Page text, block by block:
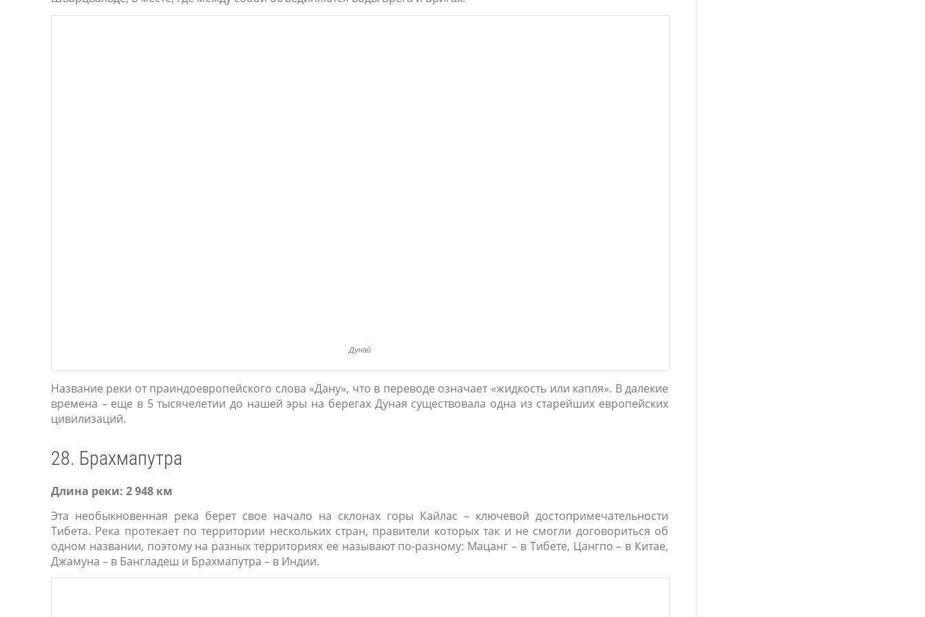
Дунай
Название реки от праиндоевропейского слова «Дану», что в переводе означает «жидкость или капля». В далекие
времена – еще в 5 тысячелетии до нашей эры на берегах Дуная существовала одна из старейших европейских
цивилизаций.
28. Брахмапутра
Длина реки: 2 948 км
Эта необыкновенная река берет свое начало на склонах горы Кайлас – ключевой достопримечательности
Тибета. Река протекает по территории нескольких стран, правители которых так и не смогли договориться об
одном названии, поэтому на разных территориях ее называют по-разному: Мацанг – в Тибете, Цангпо – в Китае,
Джамуна – в Бангладеш и Брахмапутра – в Индии.